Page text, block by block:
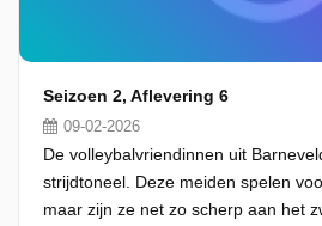
Seizoen 2, Aflevering 6
09-02-2026
De volleybalvriendinnen uit
strijdtoneel. Deze meiden spelen
maar zijn ze net zo scherp aan het